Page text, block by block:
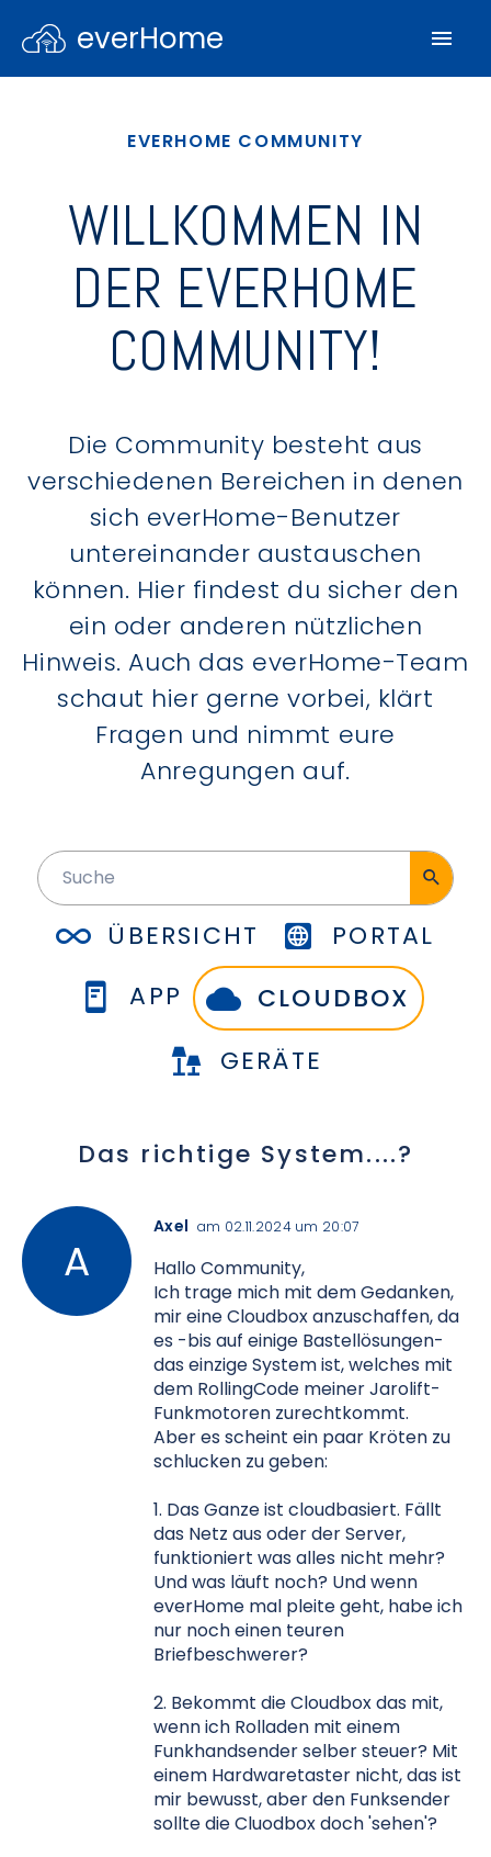
everHome
EVERHOME COMMUNITY
WILLKOMMEN IN
DER EVERHOME
COMMUNITY!
Die Community besteht aus
verschiedenen Bereichen in denen
sich everHome-Benutzer
untereinander austauschen
können. Hier findest du sicher den
ein oder anderen nützlichen
Hinweis. Auch das everHome-Team
schaut hier gerne vorbei, klärt
Fragen und nimmt eure
Anregungen auf.
ÜBERSICHT
PORTAL
APP
CLOUDBOX
GERÄTE
Das richtige System....?
Axel am 02.11.2024 um 20:07
Hallo Community,
Ich trage mich mit dem Gedanken,
mir eine Cloudbox anzuschaffen, da
es -bis auf einige Bastellösungen-
das einzige System ist, welches mit
dem RollingCode meiner Jarolift-
Funkmotoren zurechtkommt.
Aber es scheint ein paar Kröten zu
schlucken zu geben:
1. Das Ganze ist cloudbasiert. Fällt
das Netz aus oder der Server,
funktioniert was alles nicht mehr?
Und was läuft noch? Und wenn
everHome mal pleite geht, habe ich
nur noch einen teuren
Briefbeschwerer?
2. Bekommt die Cloudbox das mit,
wenn ich Rolladen mit einem
Funkhandsender selber steuer? Mit
einem Hardwaretaster nicht, das ist
mir bewusst, aber den Funksender
sollte die Cluodbox doch 'sehen'?